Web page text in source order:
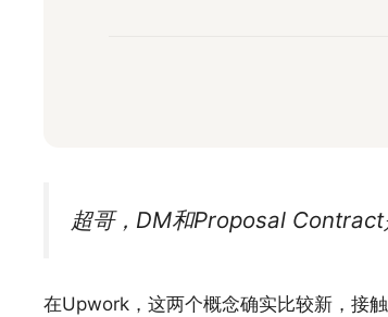
超哥，DM和Proposal Contract
在Upwork，这两个概念确实比较新，接触